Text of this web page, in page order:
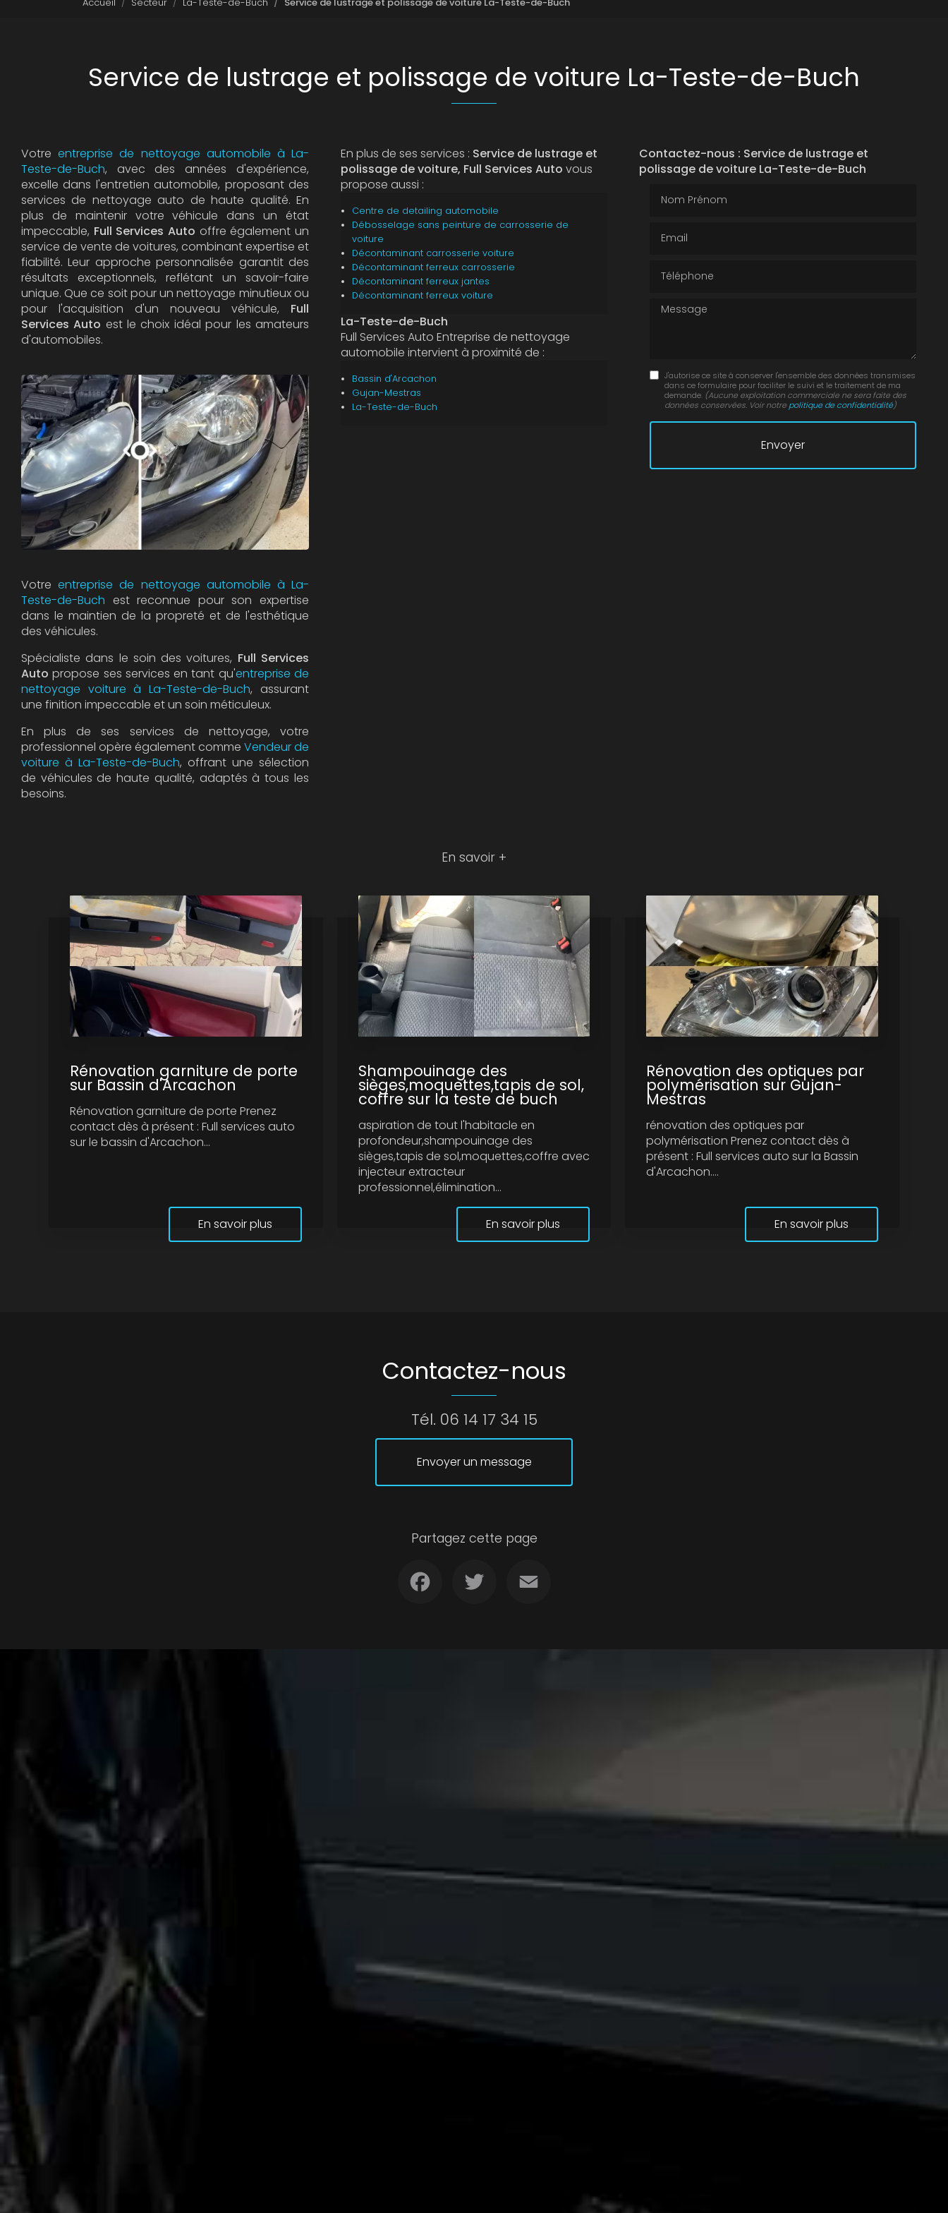
Service de lustrage et polissage de voiture La-Teste-de-Buch
Votreentreprise de nettoyage automobile à La-
Teste-de-Buch, avec des années d'expérience,
excelle dans l'entretien automobile, proposant des
services de nettoyage auto de haute qualité. En
plus de maintenir votre véhicule dans un état
impeccable, Full Services Auto offre également un
service de vente de voitures, combinant expertise et
fiabilité. Leur approche personnalisée garantit des
résultats exceptionnels, reflétant un savoir-faire
unique. Que ce soit pour un nettoyage minutieux ou
pour l'acquisition d'un nouveau véhicule, Full
Services Auto est le choix idéal pour les amateurs
d'automobiles.
Votreentreprise de nettoyage automobile à La-
Teste-de-Buch est reconnue pour son expertise
dans le maintien de la propreté et de l'esthétique
des véhicules.
Spécialiste dans le soin des voitures, Full Services
Auto propose ses services en tant qu'entreprise de
nettoyage voiture à La-Teste-de-Buch, assurant
une finition impeccable et un soin méticuleux.
En plus de ses services de nettoyage, votre
professionnel opère également comme Vendeur de
voiture à La-Teste-de-Buch, offrant une sélection
de véhicules de haute qualité, adaptés à tous les
besoins.
En plus de ses services : Service de lustrage et
polissage de voiture, Full Services Auto vous
propose aussi :
Centre de detailing automobile
Débosselage sans peinture de carrosserie de
voiture
Décontaminant carrosserie voiture
Décontaminant ferreux carrosserie
Décontaminant ferreux jantes
Décontaminant ferreux voiture
La-Teste-de-Buch
Full Services Auto Entreprise de nettoyage
automobile intervient à proximité de :
Bassin d'Arcachon
Gujan-Mestras
La-Teste-de-Buch
Contactez-nous : Service de lustrage et
polissage de voiture La-Teste-de-Buch
Message
J'autorise ce site à conserver l'ensemble des données transmises
dans ce formulaire pour faciliter le suivi et le traitement de ma
demande. (Aucune exploitation commerciale ne sera faite des
données conservées. Voir notre politique de confidentialité)
En savoir +
Rénovation garniture de porte
sur Bassin d'Arcachon
Rénovation garniture de porte Prenez
contact dès à présent : Full services auto
sur le bassin d'Arcachon...
En savoir plus
Shampouinage des
sièges,moquettes,tapis de sol,
coffre sur la teste de buch
aspiration de tout l'habitacle en
profondeur,shampouinage des
sièges,tapis de sol,moquettes,coffre avec
injecteur extracteur
professionnel,élimination...
En savoir plus
Rénovation des optiques par
polymérisation sur Gujan-
Mestras
rénovation des optiques par
polymérisation Prenez contact dès à
présent : Full services auto sur la Bassin
d'Arcachon....
En savoir plus
Contactez-nous
Tél. 06 14 17 34 15
Envoyer un message
Partagez cette page